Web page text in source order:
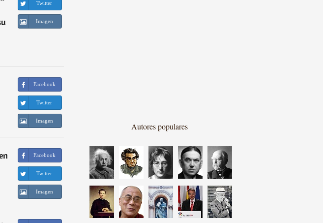
Twitter
Imagen
Facebook
Twitter
Imagen
Facebook
Twitter
Imagen
Autores populares